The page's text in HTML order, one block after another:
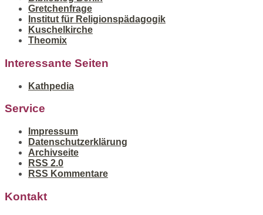
Gretchenfrage
Institut für Religionspädagogik
Kuschelkirche
Theomix
Interessante Seiten
Kathpedia
Service
Impressum
Datenschutzerklärung
Archivseite
RSS 2.0
RSS Kommentare
Kontakt